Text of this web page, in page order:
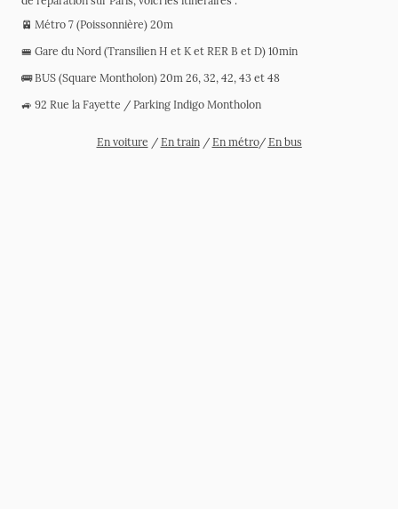
🚈 Métro 7 (Poissonnière) 20m
🚝 Gare du Nord (Transilien H et K et RER B et D) 10min
🚌 BUS (Square Montholon) 20m 26, 32, 42, 43 et 48
🚙 92 Rue la Fayette / Parking Indigo Montholon
En voiture / En train/ En métro/ En bus